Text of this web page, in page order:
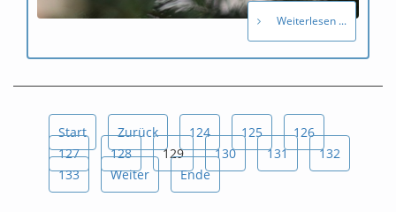
Weiterlesen ...
Start Zurück 124 125
126
127
128 129 130 131
132
133
Weiter Ende